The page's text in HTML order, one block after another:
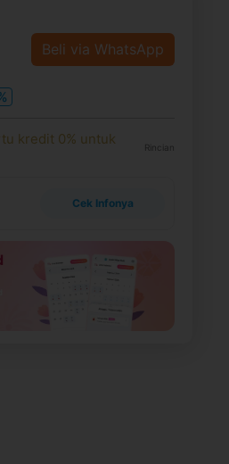
Beli via WhatsApp
kredit 0% untuk
Rincian
Cek Infonya